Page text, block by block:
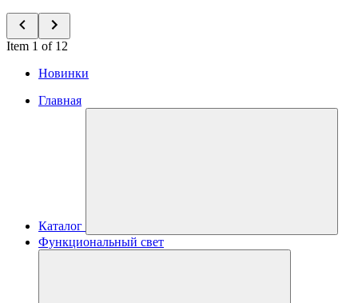
Item 1 of 12
Новинки
Главная
Каталог
Функциональный свет